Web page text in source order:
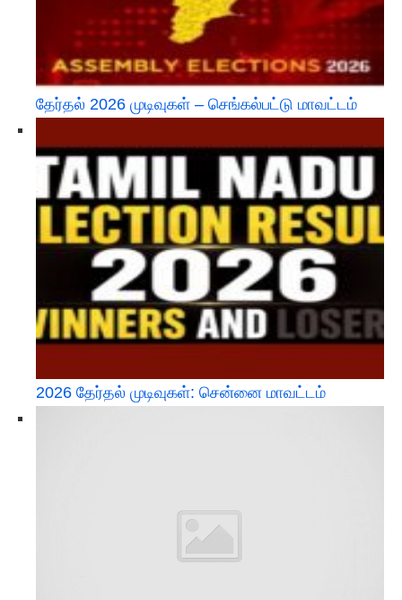
தேர்தல் 2026 முடிவுகள் – செங்கல்பட்டு மாவட்டம்
2026 தேர்தல் முடிவுகள்: சென்னை மாவட்டம்